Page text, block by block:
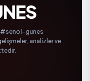
#senol-gunes
analizler ve